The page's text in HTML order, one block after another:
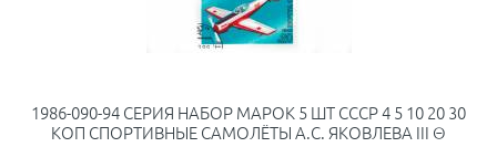
1986-090-94 СЕРИЯ НАБОР МАРОК 5 ШТ СССР 4 5 10 20 30
КОП CПОРТИВНЫЕ САМОЛЁТЫ А.С. ЯКОВЛЕВА III Θ